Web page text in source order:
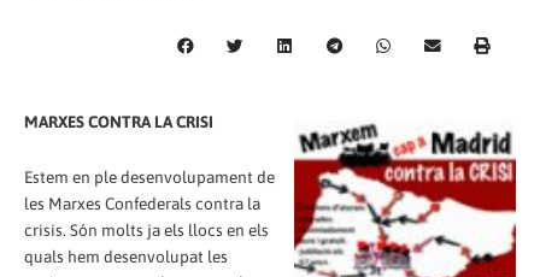
MARXES CONTRA LA CRISI
Estem en ple desenvolupament de
les Marxes Confederals contra la
crisis. Són molts ja els llocs en els
quals hem desenvolupat les